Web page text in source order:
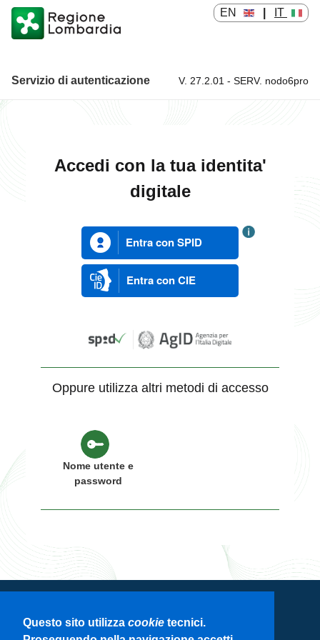
Questo sito utilizza cookie tecnici.
EN IT
Servizio di autenticazione Servizio di autenticazione
V. 27.2.01 - SERV. nodo6pro
Accedi con la tua identita'
digitale
Entra con SPID
Entra con CIE
Oppure utilizza altri metodi di accesso
Nome utente e
password
Servizio di autenticazione di Regione
Lombardia